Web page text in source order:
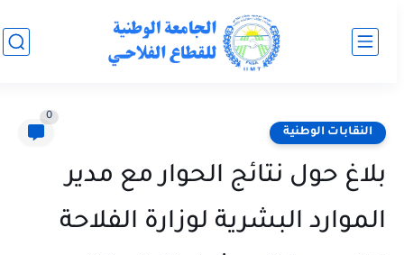
النقابات الوطنية
0
بلاغ حول نتائج الحوار مع مدير
الموارد البشرية لوزارة الفلاحة